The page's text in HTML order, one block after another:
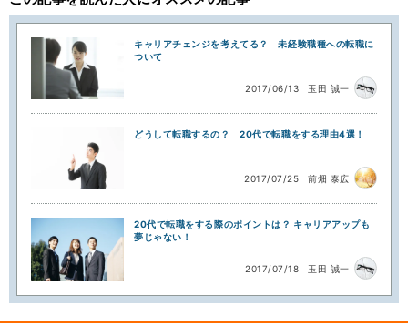
キャリアチェンジを考えてる？ 未経験職種への転職に
ついて
2017/06/13 玉田 誠一
どうして転職するの？ 20代で転職をする理由4選！
2017/07/25 前畑 泰広
20代で転職をする際のポイントは？ キャリアアップも
夢じゃない！
2017/07/18 玉田 誠一